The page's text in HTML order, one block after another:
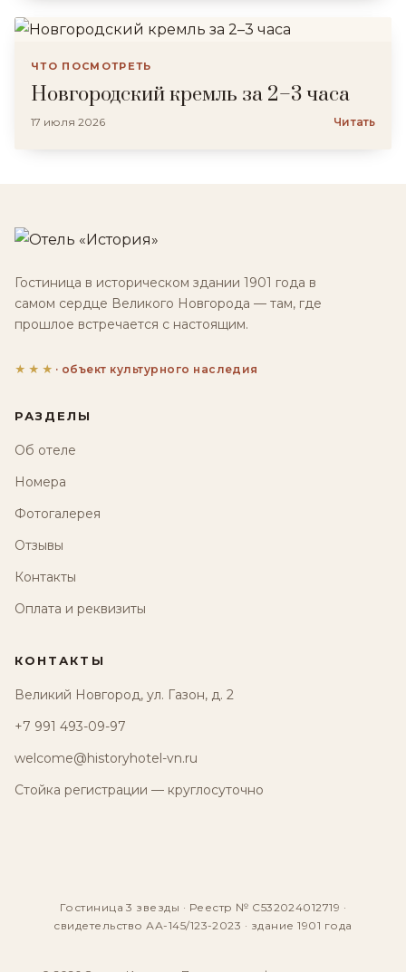
ЧТО ПОСМОТРЕТЬ
Новгородский кремль за 2–3 часа
17 июля 2026 Читать
Гостиница в историческом здании 1901 года в
самом сердце Великого Новгорода — там, где
прошлое встречается с настоящим.
★★★ · объект культурного наследия
РАЗДЕЛЫ
Об отеле
Номера
Фотогалерея
Отзывы
Контакты
Оплата и реквизиты
КОНТАКТЫ
Великий Новгород, ул. Газон, д. 2
+7 991 493-09-97
welcome@historyhotel-vn.ru
Стойка регистрации — круглосуточно
Гостиница 3 звезды · Реестр № С532024012719 ·
свидетельство АА-145/123-2023 · здание 1901 года